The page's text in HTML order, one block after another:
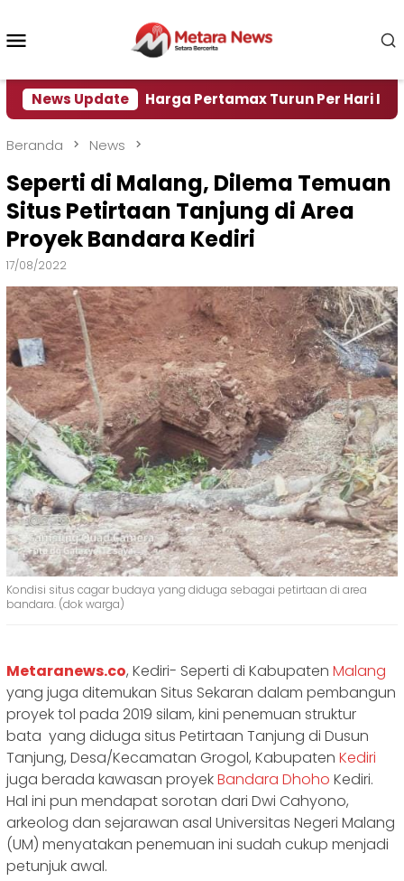
konten
News Update
Harga Pertamax Turun Per Hari Ini, Segini
Beranda News
Seperti di Malang, Dilema Temuan
Situs Petirtaan Tanjung di Area
Proyek Bandara Kediri
17/08/2022
Kondisi situs cagar budaya yang diduga sebagai petirtaan di area
bandara. (dok warga)
Metaranews.co, Kediri- Seperti di Kabupaten Malang
yang juga ditemukan Situs Sekaran dalam pembangun
proyek tol pada 2019 silam, kini penemuan struktur
bata yang diduga situs Petirtaan Tanjung di Dusun
Tanjung, Desa/Kecamatan Grogol, Kabupaten Kediri
juga berada kawasan proyekBandara Dhoho Kediri.
Hal ini pun mendapat sorotan dari Dwi Cahyono,
arkeolog dan sejarawan asal Universitas Negeri Malang
(UM) menyatakan penemuan ini sudah cukup menjadi
petunjuk awal.